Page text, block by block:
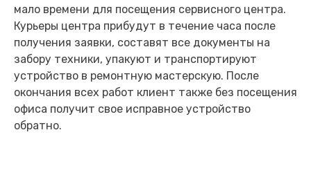
мало времени для посещения сервисного центра.
Курьеры центра прибудут в течение часа после
получения заявки, составят все документы на
забору техники, упакуют и транспортируют
устройство в ремонтную мастерскую. После
окончания всех работ клиент также без посещения
офиса получит свое исправное устройство
обратно.